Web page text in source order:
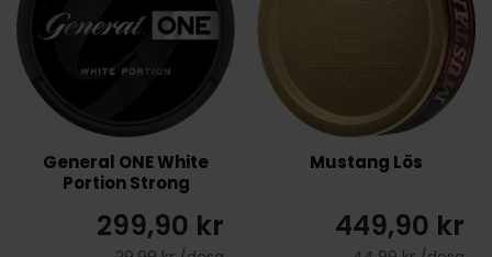
General ONE White
Portion Strong
299,90 kr
Mustang Lös
449,90 kr